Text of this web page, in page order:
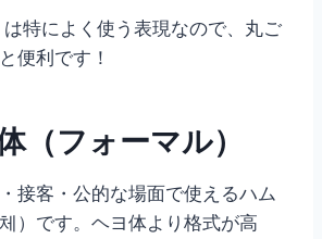
は特によく使う表現なので、丸ご
便利です！
（フォーマル）
接客・公的な場面で使えるハム
）です。ヘヨ体より格式が高